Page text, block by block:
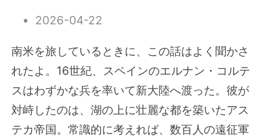
2026-04-22
南米を旅しているときに、この話はよく聞かさ
れたよ。16世紀、スペインのエルナン・コルテ
スはわずかな兵を率いて新大陸へ渡った。彼が
対峙したのは、湖の上に壮麗な都を築いたアス
テカ帝国。常識的に考えれば、数百人の遠征軍